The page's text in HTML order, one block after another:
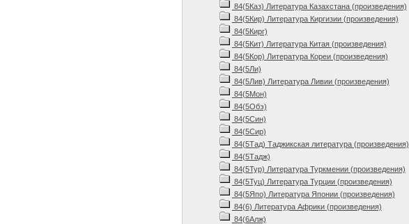
84(5Каз) Литература Казахстана (произведения)
84(5Кир) Литература Киргизии (произведения)
84(5Кирг)
84(5Кит) Литература Китая (произведения)
84(5Кор) Литература Кореи (произведения)
84(5Ли)
84(5Лив) Литература Ливии (произведения)
84(5Мон)
84(5Обэ)
84(5Син)
84(5Сир)
84(5Тад) Таджикская литература (произведения)
84(5Тадж)
84(5Тур) Литература Туркмении (произведения)
84(5Туц) Литература Турции (произведения)
84(5Япо) Литература Японии (произведения)
84(6) Литература Африки (произведения)
84(6Алж)